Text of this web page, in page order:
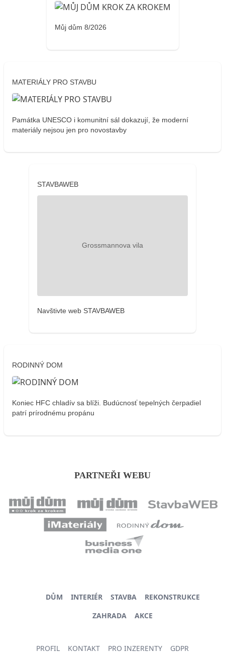
Můj dům 8/2026
MATERIÁLY PRO STAVBU
Památka UNESCO i komunitní sál dokazují, že moderní
materiály nejsou jen pro novostavby
STAVBAWEB
Navštivte web STAVBAWEB
RODINNÝ DOM
Koniec HFC chladív sa blíži. Budúcnosť tepelných čerpadiel
patrí prírodnému propánu
PARTNEŘI WEBU
DŮM INTERIÉR STAVBA
REKONSTRUKCE
ZAHRADA
AKCE
PROFIL KONTAKT PRO INZERENTY GDPR